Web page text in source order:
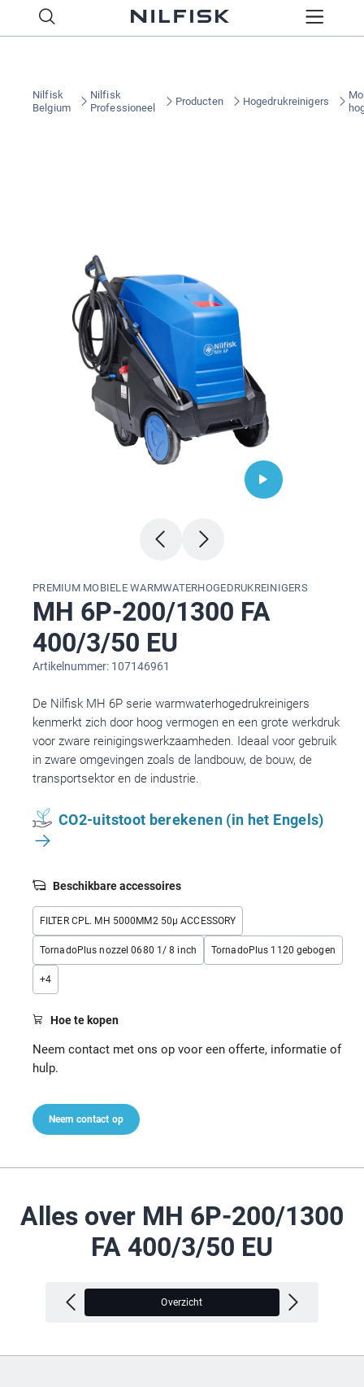
Nilfisk
Belgium
Nilfisk
Professioneel
Producten Hogedrukreinigers
PREMIUM MOBIELE WARMWATERHOGEDRUKREINIGERS
MH 6P-200/1300 FA
400/3/50 EU
Artikelnummer: 107146961
De Nilfisk MH 6P serie warmwaterhogedrukreinigers
kenmerkt zich door hoog vermogen en een grote werkdruk
voor zware reinigingswerkzaamheden. Ideaal voor gebruik
in zware omgevingen zoals de landbouw, de bouw, de
transportsektor en de industrie.
CO2-uitstoot berekenen (in het Engels)
Beschikbare accessoires
FILTER CPL. MH 5000MM2 50µ ACCESSORY
TornadoPlus nozzel 0680 1/ 8 inch TornadoPlus 1120 gebogen
+4
Hoe te kopen
Neem contact met ons op voor een offerte, informatie of
hulp.
Neem contact op
Alles over MH 6P-200/1300
FA 400/3/50 EU
Overzicht